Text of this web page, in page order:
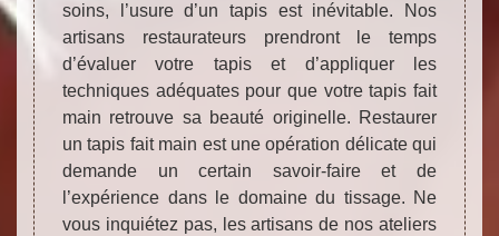
soins, l’usure d’un tapis est inévitable. Nos
artisans restaurateurs prendront le temps
d’évaluer votre tapis et d’appliquer les
techniques adéquates pour que votre tapis fait
main retrouve sa beauté originelle. Restaurer
un tapis fait main est une opération délicate qui
demande un certain savoir-faire et de
l’expérience dans le domaine du tissage. Ne
vous inquiétez pas, les artisans de nos ateliers